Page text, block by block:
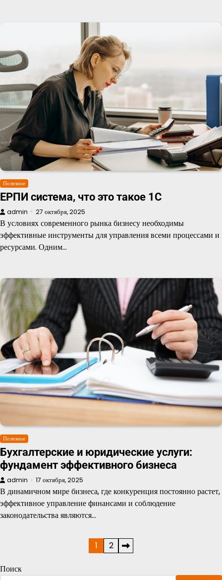
Полезное
ЕРПИ система, что это такое 1С
admin 27 октября, 2025
В условиях современного рынка бизнесу необходимы
эффективные инструменты для управления всеми процессами и
ресурсами. Одним…
Полезное
Бухгалтерские и юридические услуги:
фундамент эффективного бизнеса
admin 17 октября, 2025
В динамичном мире бизнеса, где конкуренция постоянно растет,
эффективное управление финансами и соблюдение
законодательства являются…
записей
1 2
Поиск